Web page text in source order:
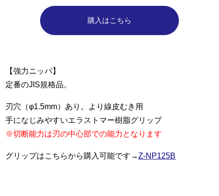
購入はこちら
【強力ニッパ】
定番のJIS規格品。
刃穴（φ1.5mm）あり。より線皮むき用
手になじみやすいエラストマー樹脂グリップ
※切断能力は刃の中心部での能力となります
グリップはこちらから購入可能です→Z-NP125B